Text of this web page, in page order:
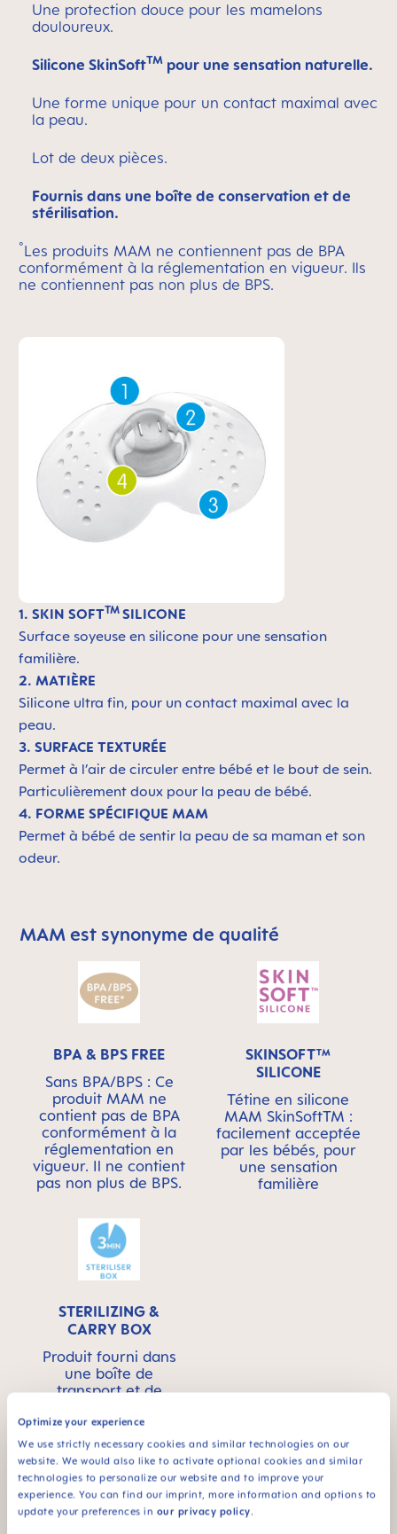
Optimize your experience
We use strictly necessary cookies and similar technologies on our
website. We would also like to activate optional cookies and similar
technologies to personalize our website and to improve your
experience. You can find our imprint, more information and options to
update your preferences in our privacy policy.
Une protection douce pour les mamelons
douloureux.
Silicone SkinSoftTM pour une sensation naturelle.
Une forme unique pour un contact maximal avec
la peau.
Lot de deux pièces.
Fournis dans une boîte de conservation et de
stérilisation.
°Les produits MAM ne contiennent pas de BPA
conformément à la réglementation en vigueur. Ils
ne contiennent pas non plus de BPS.
1. SKIN SOFTTM SILICONE
Surface soyeuse en silicone pour une sensation
familière.
2. MATIÈRE
Silicone ultra fin, pour un contact maximal avec la
peau.
3. SURFACE TEXTURÉE
Permet à l’air de circuler entre bébé et le bout de sein.
Particulièrement doux pour la peau de bébé.
4. FORME SPÉCIFIQUE MAM
Permet à bébé de sentir la peau de sa maman et son
odeur.
Skip MAM Means Quality Icon Bar
MAM est synonyme de qualité
BPA & BPS FREE
Sans BPA/BPS : Ce
produit MAM ne
contient pas de BPA
conformément à la
réglementation en
vigueur. Il ne contient
pas non plus de BPS.
SKINSOFT™
SILICONE
Tétine en silicone
MAM SkinSoftTM :
facilement acceptée
par les bébés, pour
une sensation
familière
STERILIZING &
CARRY BOX
Produit fourni dans
une boîte de
transport et de
stérilisation au
micro-ondes simple
et ultra rapide